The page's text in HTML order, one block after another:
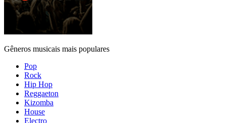
Gêneros musicais mais populares
Pop
Rock
Hip Hop
Reggaeton
Kizomba
House
Electro